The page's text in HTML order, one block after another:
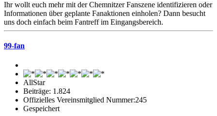
Ihr wollt euch mehr mit der Chemnitzer Fanszene identifizieren oder
Informationen über geplante Fanaktionen einholen? Dann besucht
uns doch einfach beim Fantreff im Eingangsbereich.
99-fan
AllStar
Beiträge: 1.824
Offizielles Vereinsmitglied Nummer:245
Gespeichert